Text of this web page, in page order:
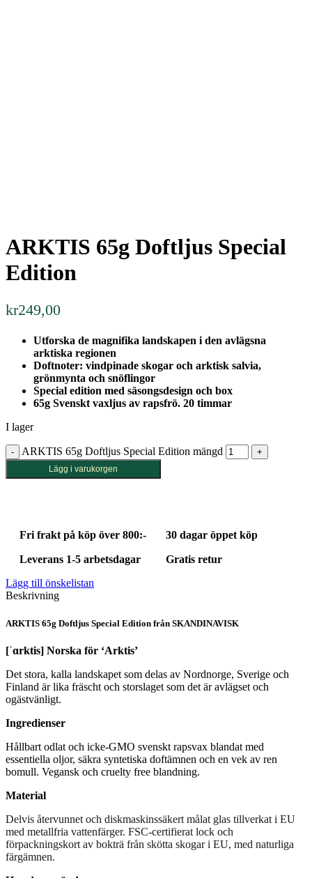
ARKTIS 65g Doftljus Special
Edition
kr249,00
Utforska de magnifika landskapen i den avlägsna
arktiska regionen
Doftnoter: vindpinade skogar och arktisk salvia,
grönmynta och snöflingor
Special edition med säsongsdesign och box
65g Svenskt vaxljus av rapsfrö. 20 timmar
I lager
ARKTIS 65g Doftljus Special Edition mängd
Lägg i varukorgen
Fri frakt på köp över 800:- 30 dagar öppet köp
Leverans 1-5 arbetsdagar
Gratis retur
Lägg till önskelistan
Beskrivning
ARKTIS 65g Doftljus Special Edition från SKANDINAVISK
[ˈɑrktis] Norska för ‘Arktis’
Det stora, kalla landskapet som delas av Nordnorge, Sverige och
Finland är lika fräscht och storslaget som det är avlägset och
ogästvänligt.
Ingredienser
Hållbart odlat och icke-GMO svenskt rapsvax blandat med
essentiella oljor, säkra syntetiska doftämnen och en vek av ren
bomull. Vegansk och cruelty free blandning.
Material
Delvis återvunnet och diskmaskinssäkert målat glas tillverkat i EU
med metallfria vattenfärger. FSC-certifierat lock och
förpackningskort av bokträ från skötta skogar i EU, med naturliga
färgämnen.